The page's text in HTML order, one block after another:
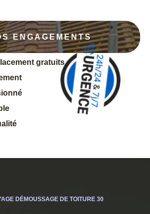
ENGAGEMENTS
gratuits
DÉMOUSSAGE DE TOITURE 30